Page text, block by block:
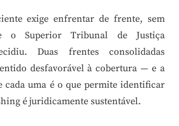
exige enfrentar de frente, sem
o Superior Tribunal de Justiça
Duas frentes consolidadas
desfavorável à cobertura — e a
cada uma é o que permite identificar
é juridicamente sustentável.